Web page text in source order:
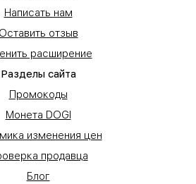
Написать нам
Оставить отзыв
расширение
Разделы сайта
Промокоды
Монета DOGI
изменения цен
продавца
Блог